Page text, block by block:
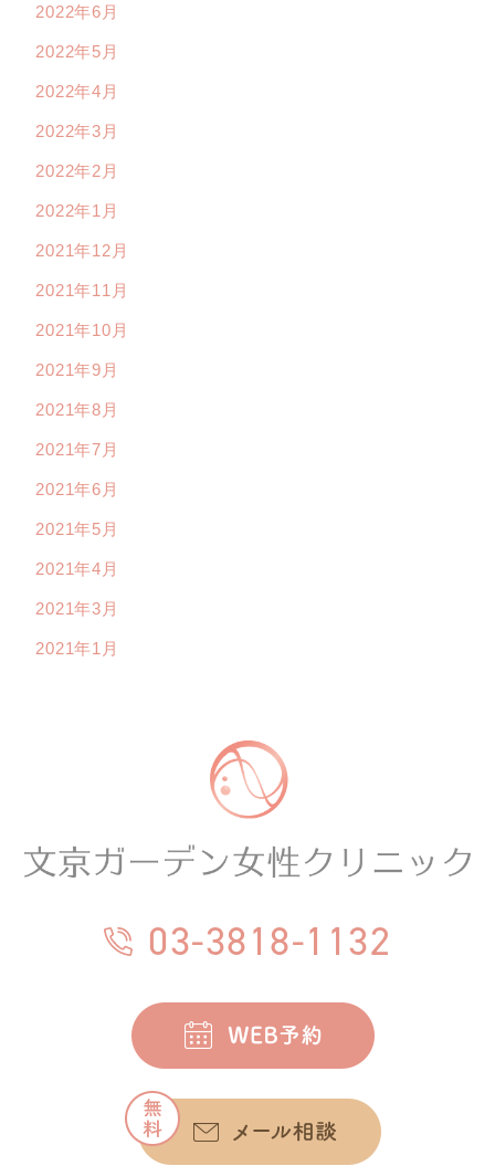
2022年6月
2022年5月
2022年4月
2022年3月
2022年2月
2022年1月
2021年12月
2021年11月
2021年10月
2021年9月
2021年8月
2021年7月
2021年6月
2021年5月
2021年4月
2021年3月
2021年1月
03-3818-1132